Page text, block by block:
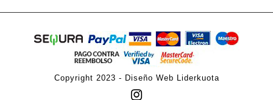
Copyright 2023 - Diseño Web Liderkuota